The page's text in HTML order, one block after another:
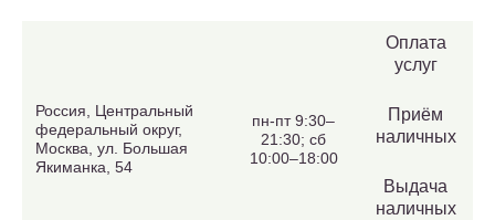
Россия, Центральный
федеральный округ,
Москва, ул. Большая
Якиманка, 54
пн-пт 9:30–
21:30; сб
10:00–18:00
Оплата
услуг
Приём
наличных
Выдача
наличных